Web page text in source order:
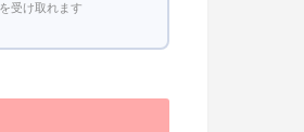
受け取れます